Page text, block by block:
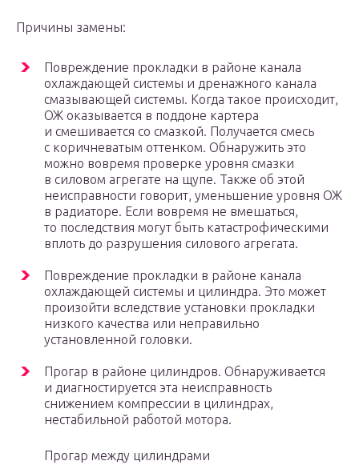
Причины замены:
Повреждение прокладки в районе канала
охлаждающей системы и дренажного канала
смазывающей системы. Когда такое происходит,
ОЖ оказывается в поддоне картера
и смешивается со смазкой. Получается смесь
с коричневатым оттенком. Обнаружить это
можно вовремя проверке уровня смазки
в силовом агрегате на щупе. Также об этой
неисправности говорит, уменьшение уровня ОЖ
в радиаторе. Если вовремя не вмешаться,
то последствия могут быть катастрофическими
вплоть до разрушения силового агрегата.
Повреждение прокладки в районе канала
охлаждающей системы и цилиндра. Это может
произойти вследствие установки прокладки
низкого качества или неправильно
установленной головки.
Прогар в районе цилиндров. Обнаруживается
и диагностируется эта неисправность
снижением компрессии в цилиндрах,
нестабильной работой мотора.
Прогар между цилиндрами